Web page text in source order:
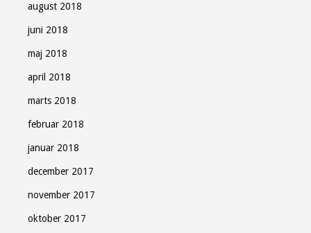
august 2018
juni 2018
maj 2018
april 2018
marts 2018
februar 2018
januar 2018
december 2017
november 2017
oktober 2017